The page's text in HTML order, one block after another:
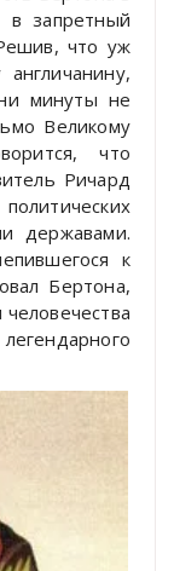
в запретный
что уж
минуты не
Великому
что
Ричард
державами.
к
Бертона,